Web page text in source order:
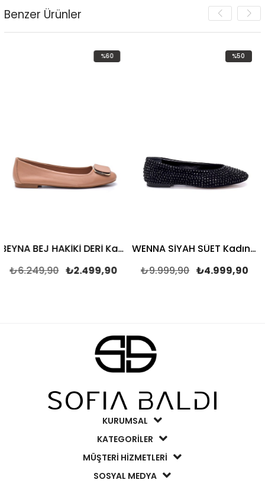
Benzer Ürünler
BEYNA BEJ HAKİKİ DERİ Kadın BABET
₺2.499,90
WENNA SİYAH SÜET Kadın BABET
₺4.999,90
₺9.999,90
KURUMSAL
KATEGORİLER
MÜŞTERİ HİZMETLERİ
SOSYAL MEDYA